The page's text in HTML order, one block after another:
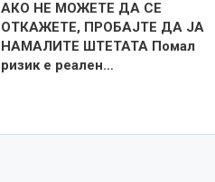
АКО НЕ МОЖЕТЕ ДА СЕ
ОТКАЖЕТЕ, ПРОБАЈТЕ ДА ЈА
НАМАЛИТЕ ШТЕТАТА Помал
ризик е реален…